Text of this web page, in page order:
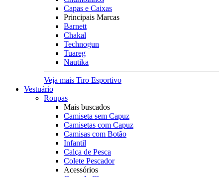
Capas e Caixas
Principais Marcas
Barnett
Chakal
Technogun
Tuareg
Nautika
Veja mais Tiro Esportivo
Vestuário
Roupas
Mais buscados
Camiseta sem Capuz
Camisetas com Capuz
Camisas com Botão
Infantil
Calça de Pesca
Colete Pescador
Acessórios